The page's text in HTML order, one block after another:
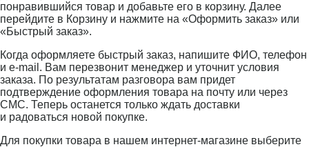
понравившийся товар и добавьте его в корзину. Далее
перейдите в Корзину и нажмите на «Оформить заказ» или
«Быстрый заказ».
Когда оформляете быстрый заказ, напишите ФИО, телефон
и e-mail. Вам перезвонит менеджер и уточнит условия
заказа. По результатам разговора вам придет
подтверждение оформления товара на почту или через
СМС. Теперь останется только ждать доставки
и радоваться новой покупке.
Для покупки товара в нашем интернет-магазине выберите